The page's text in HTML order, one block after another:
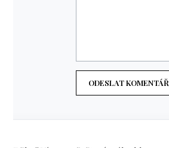
ODESLAT KOMENTÁŘ